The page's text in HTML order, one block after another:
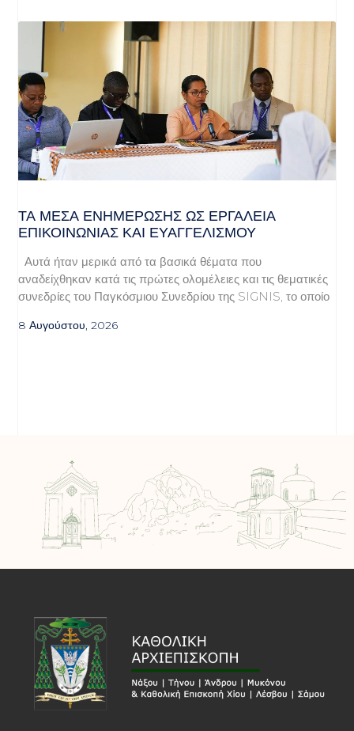
ΤΑ ΜΈΣΑ ΕΝΗΜΈΡΩΣΗΣ ΩΣ ΕΡΓΑΛΕΊΑ
ΕΠΙΚΟΙΝΩΝΊΑΣ ΚΑΙ ΕΥΑΓΓΕΛΙΣΜΟΎ
Αυτά ήταν μερικά από τα βασικά θέματα που
αναδείχθηκαν κατά τις πρώτες ολομέλειες και τις θεματικές
συνεδρίες του Παγκόσμιου Συνεδρίου της SIGNIS, το οποίο
8 Αυγούστου, 2026